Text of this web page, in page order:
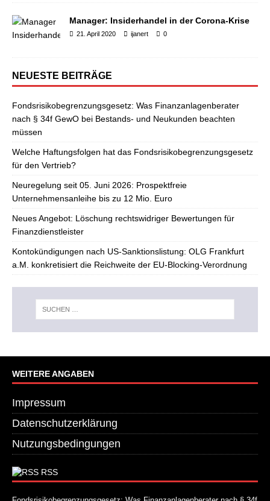
Manager: Insiderhandel in der Corona-Krise
21. April 2020 ijanert 0
NEUESTE BEITRÄGE
Fondsrisikobegrenzungsgesetz: Was Finanzanlagenberater
nach § 34f GewO bei Bestands- und Neukunden beachten
müssen
Welche Haftungsfolgen hat das Fondsrisikobegrenzungsgesetz
für den Vertrieb?
Neuregelung seit 05. Juni 2026: Prospektfreie
Unternehmensanleihe bis zu 12 Mio. Euro
Neues Angebot: Löschung rechtswidriger Bewertungen für
Finanzdienstleister
Kontokündigungen nach US-Sanktionslistung: OLG Frankfurt
a.M. konkretisiert die Reichweite der EU-Blocking-Verordnung
WEITERE ANGABEN
Impressum
Datenschutzerklärung
Nutzungsbedingungen
RSS